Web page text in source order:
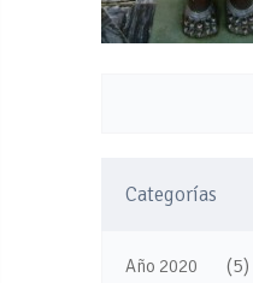
Categorías
Año 2020 (5)